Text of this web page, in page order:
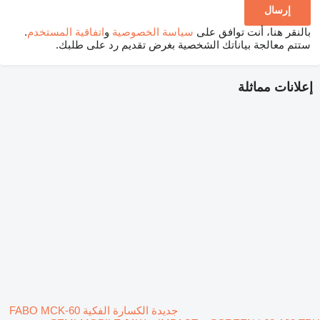
بالنقر هنا، أنت توافق على سياسة الخصوصية واتفاقية المستخدم.
ستتم معالجة بياناتك الشخصية بغرض تقديم رد على طلبك.
إعلانات مماثلة
جديدة الكسارة الفكية FABO MCK-60